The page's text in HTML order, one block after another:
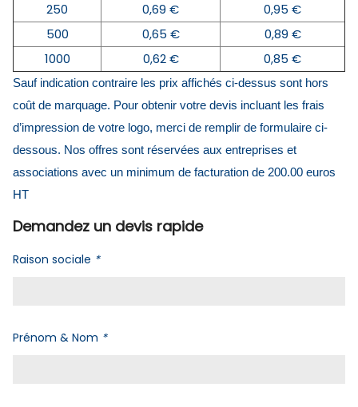
250
0,69 €
0,95 €
500
0,65 €
0,89 €
1000
0,62 € 0,85 €
Sauf indication contraire les prix affichés ci-dessus sont hors
coût de marquage. Pour obtenir votre devis incluant les frais
d’impression de votre logo, merci de remplir de formulaire ci-
dessous. Nos offres sont réservées aux entreprises et
associations avec un minimum de facturation de 200.00 euros
HT
Demandez un devis rapide
Raison sociale *
Prénom & Nom *